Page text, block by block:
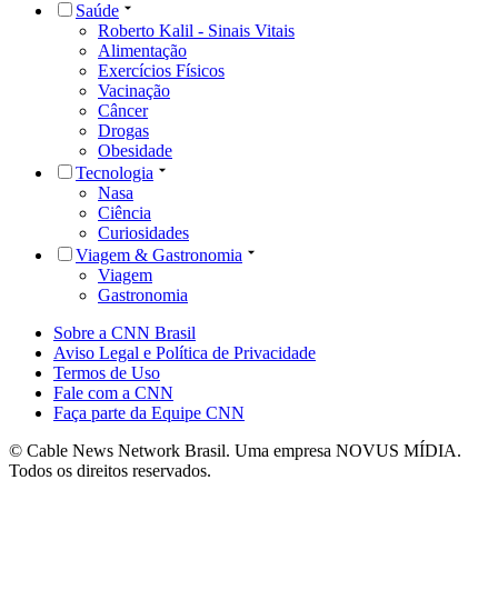
Saúde
Roberto Kalil - Sinais Vitais
Alimentação
Exercícios Físicos
Vacinação
Câncer
Drogas
Obesidade
Tecnologia
Nasa
Ciência
Curiosidades
Viagem & Gastronomia
Viagem
Gastronomia
Sobre a CNN Brasil
Aviso Legal e Política de Privacidade
Termos de Uso
Fale com a CNN
Faça parte da Equipe CNN
© Cable News Network Brasil. Uma empresa NOVUS MÍDIA.
Todos os direitos reservados.